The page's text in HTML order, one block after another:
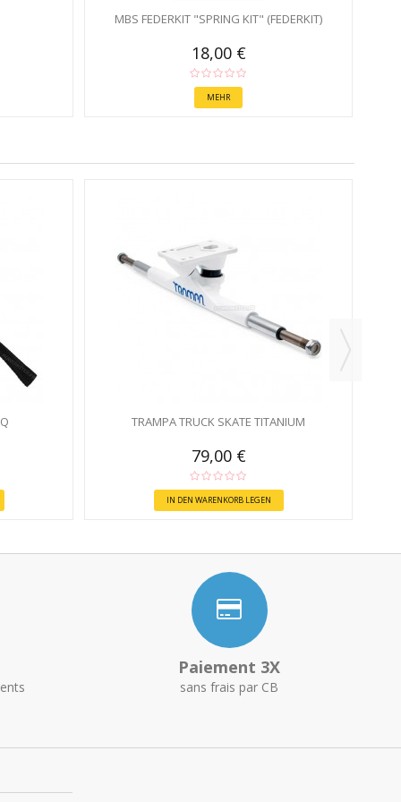
MBS FEDERKIT "SPRING KIT" (FEDERKIT)
18,00 €
MEHR
TRAMPA TRUCK SKATE TITANIUM
79,00 €
IN DEN WARENKORB LEGEN
Paiement 3X
sans frais par CB